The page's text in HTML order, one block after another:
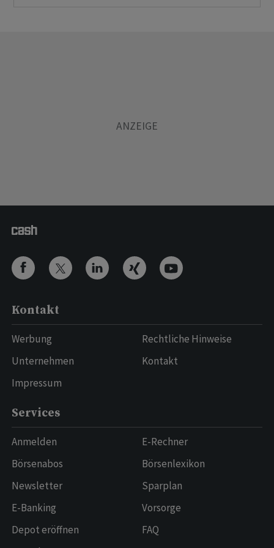
Kontakt
Werbung
Unternehmen
Impressum
Rechtliche Hinweise
Kontakt
Services
Anmelden
Börsenabos
Newsletter
E-Banking
Depot eröffnen
E-Rechner
Börsenlexikon
Sparplan
Vorsorge
FAQ